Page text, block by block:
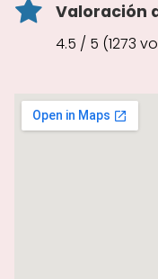
Valoración
4.5 / 5 (1273